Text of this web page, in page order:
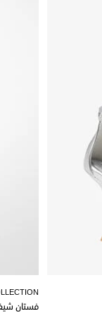
فستان